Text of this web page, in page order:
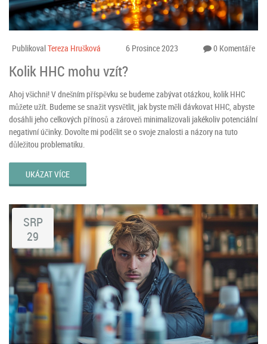
PublikovalTereza Hrušková 6 Prosince 2023 0 Komentáře
Kolik HHC mohu vzít?
Ahoj všichni! V dnešním příspěvku se budeme zabývat otázkou, kolik HHC
můžete užít. Budeme se snažit vysvětlit, jak byste měli dávkovat HHC, abyste
dosáhli jeho celkových přínosů a zároveň minimalizovali jakékoliv potenciální
negativní účinky. Dovolte mi podělit se o svoje znalosti a názory na tuto
důležitou problematiku.
UKÁZAT VÍCE
SRP
29